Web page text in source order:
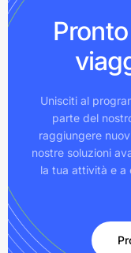
Unisciti al
parte del
raggiungere
nostre soluzioni
la tua attività e a